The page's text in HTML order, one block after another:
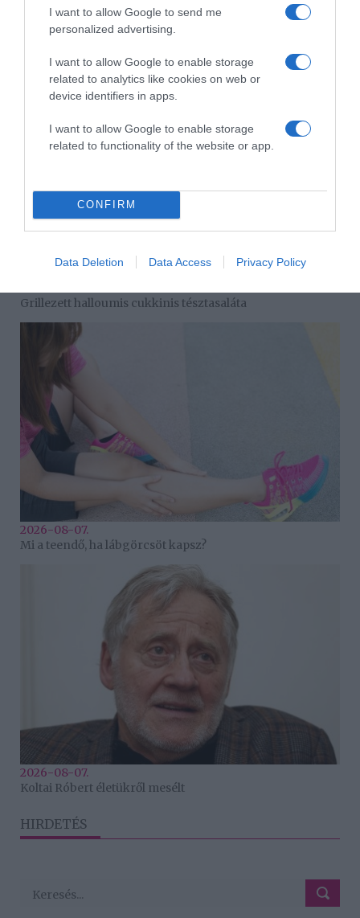
I want to allow Google to send me
personalized advertising.
I want to allow Google to enable storage
related to analytics like cookies on web or
device identifiers in apps.
I want to allow Google to enable storage
related to functionality of the website or app.
CONFIRM
Data Deletion Data Access Privacy Policy
2026-08-07.
párkapcsolatban?
Grillezett halloumis cukkinis tésztasaláta
2026-08-07.
Mi a teendő, ha lábgörcsöt kapsz?
2026-08-07.
Koltai Róbert életükről mesélt
HIRDETÉS